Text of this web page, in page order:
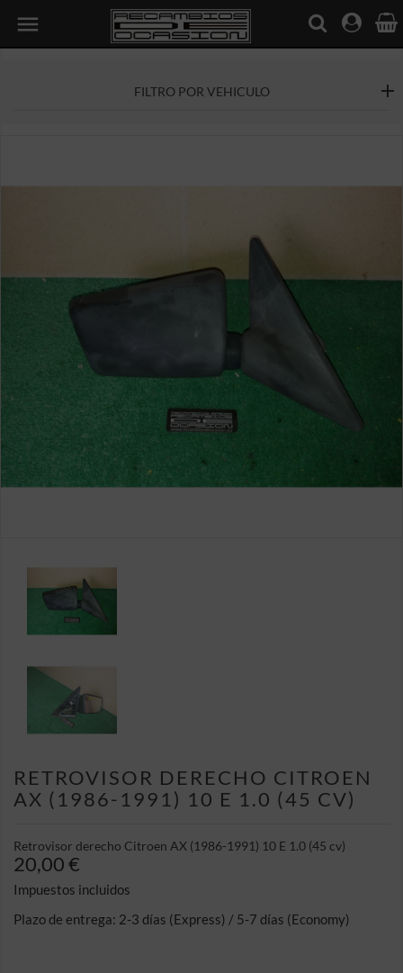

FILTRO POR VEHICULO
RETROVISOR DERECHO CITROEN
AX (1986-1991) 10 E 1.0 (45 CV)
Retrovisor derecho Citroen AX (1986-1991) 10 E 1.0 (45 cv)
20,00 €
Impuestos incluidos
Plazo de entrega: 2-3 días (Express) / 5-7 días (Economy)